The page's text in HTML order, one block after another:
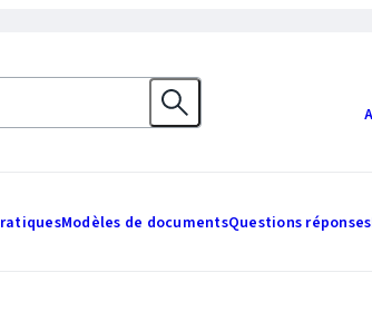
Modèles de documentsQuestions réponses